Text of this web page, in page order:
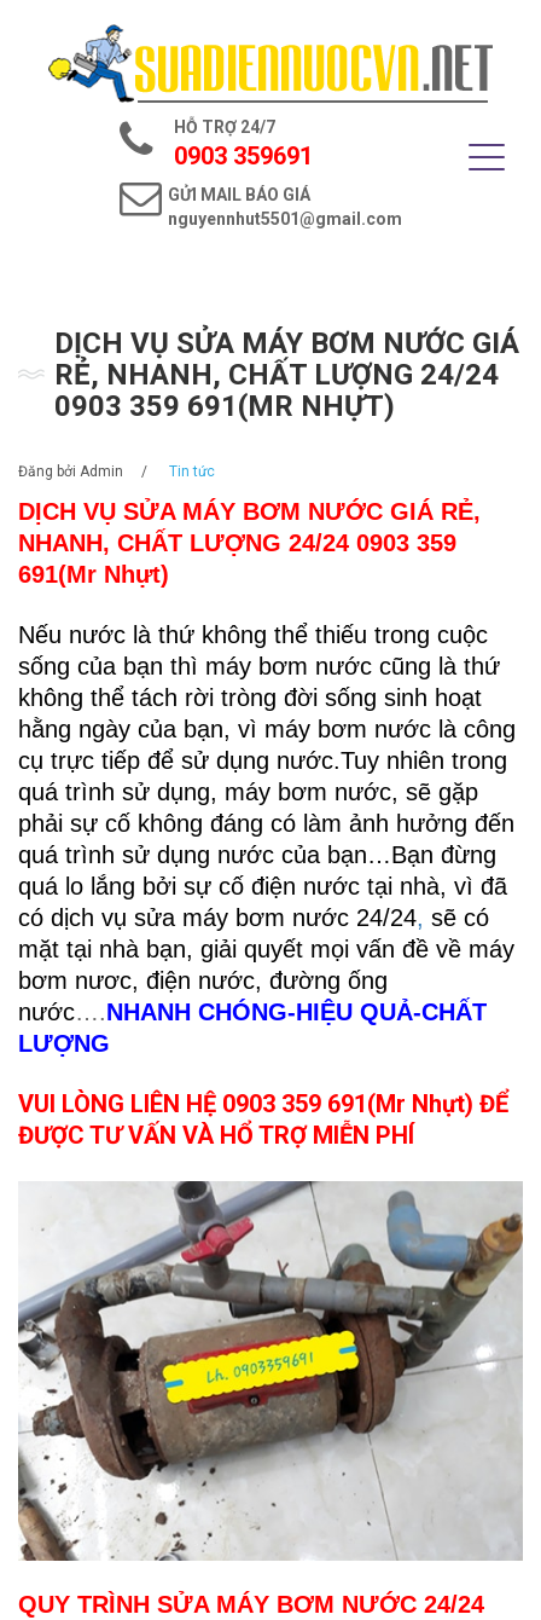
Trang chủ
Dịch vụ điện nước
HỖ TRỢ 24/7
0903 359691
GỬI MAIL BÁO GIÁ
nguyennhut5501@gmail.com
DỊCH VỤ SỬA MÁY BƠM NƯỚC GIÁ
RẺ, NHANH, CHẤT LƯỢNG 24/24
0903 359 691(MR NHỰT)
Đăng bởi Admin / Tin tức
DỊCH VỤ SỬA MÁY BƠM NƯỚC GIÁ RẺ,
NHANH, CHẤT LƯỢNG 24/24 0903 359
691(Mr Nhựt)
Nếu nước là thứ không thể thiếu trong cuộc
sống của bạn thì máy bơm nước cũng là thứ
không thể tách rời tròng đời sống sinh hoạt
hằng ngày của bạn, vì máy bơm nước là công
cụ trực tiếp để sử dụng nước.Tuy nhiên trong
quá trình sử dụng, máy bơm nước, sẽ gặp
phải sự cố không đáng có làm ảnh hưởng đến
quá trình sử dụng nước của bạn…Bạn đừng
quá lo lắng bởi sự cố điện nước tại nhà, vì đã
có dịch vụ sửa máy bơm nước 24/24, sẽ có
mặt tại nhà bạn, giải quyết mọi vấn đề về máy
bơm nươc, điện nước, đường ống
nước….NHANH CHÓNG-HIỆU QUẢ-CHẤT
LƯỢNG
VUI LÒNG LIÊN HỆ 0903 359 691(Mr Nhựt) ĐỂ
ĐƯỢC TƯ VẤN VÀ HỔ TRỢ MIỄN PHÍ
QUY TRÌNH SỬA MÁY BƠM NƯỚC 24/24